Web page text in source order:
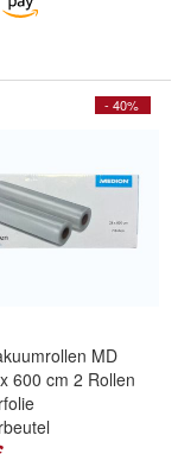
- 40%
MD
600 cm 2 Rollen